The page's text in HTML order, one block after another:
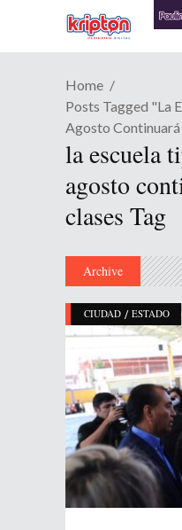
Home
Posts Tagged "la
Agosto
la escuela
agosto
clases Tag
Archive
CIUDAD / ESTADO